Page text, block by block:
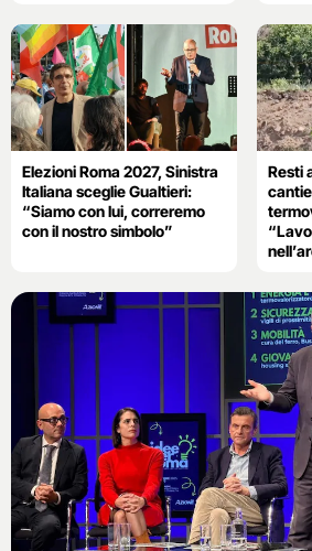
Elezioni Roma 2027, Sinistra
Italiana sceglie Gualtieri:
“Siamo con lui, correremo
con il nostro simbolo”
Resti